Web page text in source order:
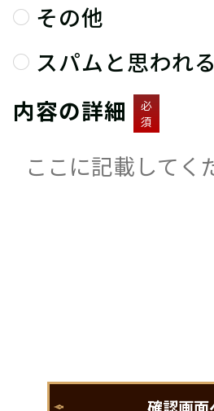
その他
スパムと思われる
内容の詳細
必
須